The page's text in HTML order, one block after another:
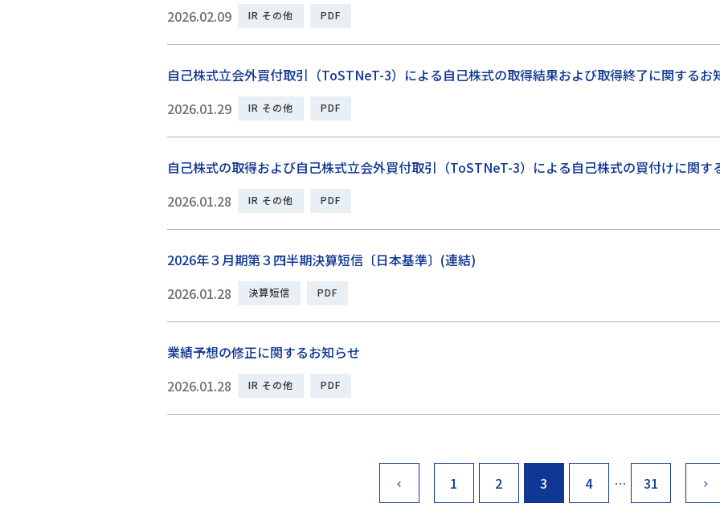
2026.02.09
IR その他 PDF
自己株式立会外買付取引（ToSTNeT-3）による自己株式の取得結果および取得終了に関するお
2026.01.29
IR その他 PDF
自己株式の取得および自己株式立会外買付取引（ToSTNeT-3）による自己株式の買付けに関す
2026.01.28
IR その他 PDF
2026年３月期第３四半期決算短信〔日本基準〕(連結)
2026.01.28
決算短信 PDF
業績予想の修正に関するお知らせ
2026.01.28
IR その他 PDF
1 2 3 4 … 31